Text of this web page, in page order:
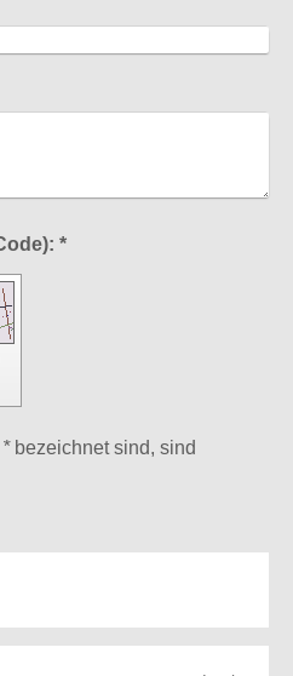
Captcha (Spam-Schutz-Code): *
*bezeichnet sind, sind